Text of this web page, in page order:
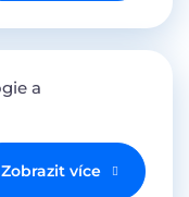
a
Zobrazit více